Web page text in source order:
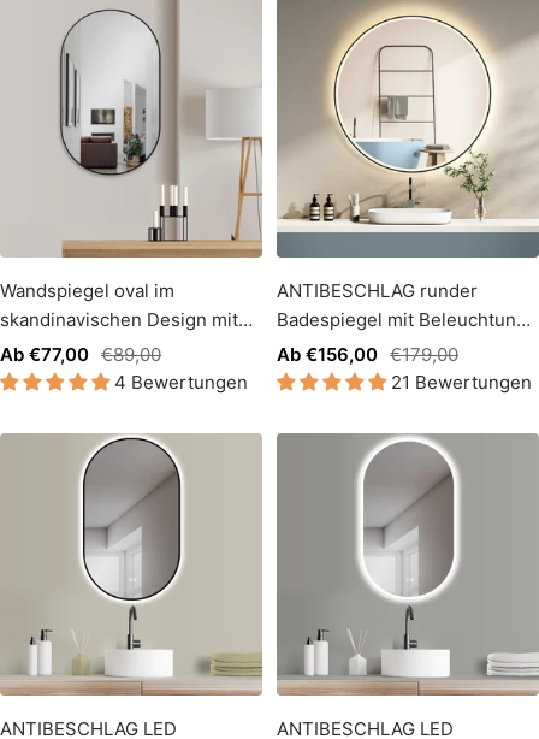
Wandspiegel oval im
skandinavischen Design mit
Mattschwarz RAHMEN ohne
Beleuchtung
Angebotspreis
Ab €77,00 Regulärer
Preis
€89,00
4 Bewertungen
ANTIBESCHLAG runder
Badespiegel mit Beleuchtung
mit Schwarz Metall RAHMEN
Angebotspreis
Ab €156,00 Regulärer
Preis
€179,00
21 Bewertungen
ANTIBESCHLAG LED
ANTIBESCHLAG LED